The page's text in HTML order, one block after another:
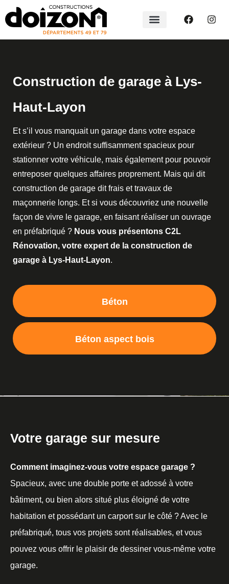
Construction de garage à Lys-
Haut-Layon
Et s’il vous manquait un garage dans votre espace
extérieur ? Un endroit suffisamment spacieux pour
stationner votre véhicule, mais également pour pouvoir
entreposer quelques affaires proprement. Mais qui dit
construction de garage dit frais et travaux de
maçonnerie longs. Et si vous découvriez une nouvelle
façon de vivre le garage, en faisant réaliser un ouvrage
en préfabriqué ? Nous vous présentons C2L
Rénovation, votre expert de la construction de
garage à Lys-Haut-Layon.
Béton
Béton aspect bois
Votre garage sur mesure
Comment imaginez-vous votre espace garage ?
Spacieux, avec une double porte et adossé à votre
bâtiment, ou bien alors situé plus éloigné de votre
habitation et possédant un carport sur le côté ? Avec le
préfabriqué, tous vos projets sont réalisables, et vous
pouvez vous offrir le plaisir de dessiner vous-même votre
garage.